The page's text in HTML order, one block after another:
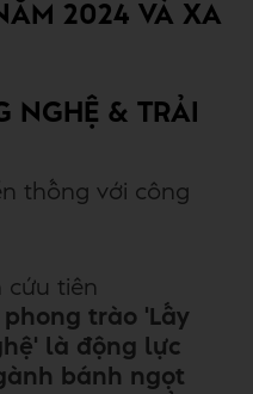
2024 VÀ XA
NGHỆ & TRẢI
thống với công
cứu tiên
phong trào 'Lấy
là động lực
bánh ngọt